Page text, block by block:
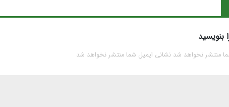
بنویسید
منتشر نخواهد شد نشانی ایمیل شما منتشر نخواهد شد